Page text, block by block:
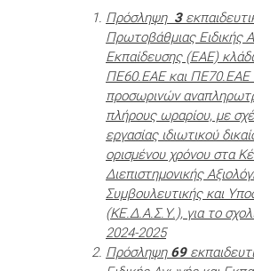
Πρόσληψη 3
Πρωτοβάθμιας Ειδικής
Εκπαίδευσης (ΕΑΕ)
ΠΕ60.ΕΑΕ και
προσωρινών
πλήρους ωραρίου, με
εργασίας ιδιωτικού
ορισμένου χρόνου στα
Διεπιστημονικής
Συμβουλευτικής και
(ΚΕ.Δ.Α.Σ.Υ.), για το
2024-2025
Πρόσληψη 69